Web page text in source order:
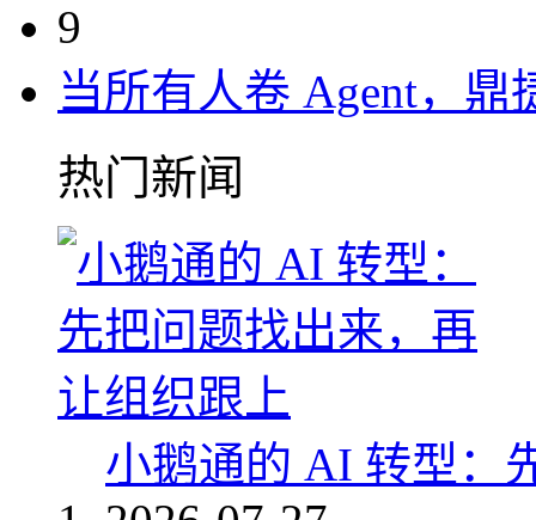
9
当所有人卷 Agent，
热门新闻
小鹅通的 AI 转型：